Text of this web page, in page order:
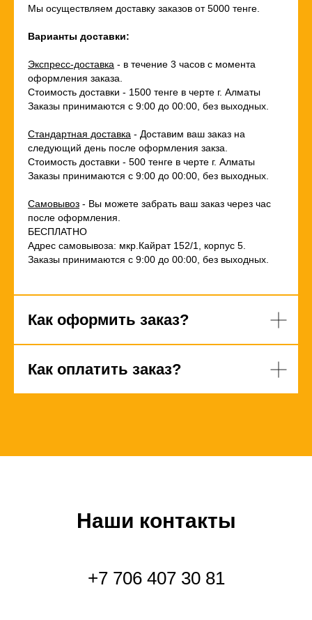
Мы осуществляем доставку заказов от 5000 тенге.
Варианты доставки:
Экспресс-доставка - в течение 3 часов с момента
оформления заказа.
Стоимость доставки - 1500 тенге в черте г. Алматы
Заказы принимаются с 9:00 до 00:00, без выходных.
Стандартная доставка - Доставим ваш заказ на
следующий день после оформления закза.
Стоимость доставки - 500 тенге в черте г. Алматы
Заказы принимаются с 9:00 до 00:00, без выходных.
Самовывоз - Вы можете забрать ваш заказ через час
после оформления.
БЕСПЛАТНО
Адрес самовывоза: мкр.Кайрат 152/1, корпус 5.
Заказы принимаются с 9:00 до 00:00, без выходных.
Как оформить заказ?
Как оплатить заказ?
Наши контакты
+7 706 407 30 81